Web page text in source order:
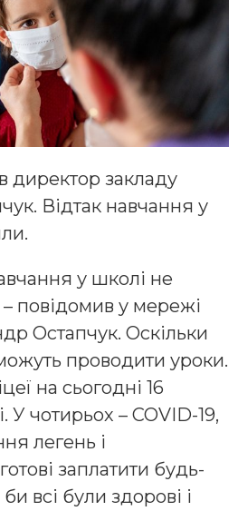
директор закладу
Відтак навчання у
у школі не
повідомив у мережі
Остапчук. Оскільки
проводити уроки.
на сьогодні 16
У чотирьох – COVID-19,
легень і
заплатити будь-
всі були здорові і